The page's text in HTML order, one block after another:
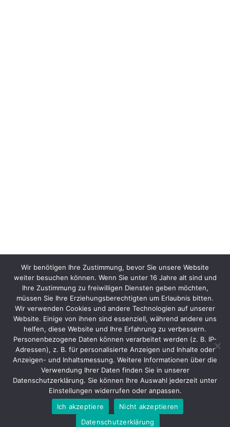
Wir benötigen Ihre Zustimmung, bevor Sie unsere Website
weiter besuchen können. Wenn Sie unter 16 Jahre alt sind und
Ihre Zustimmung zu freiwilligen Diensten geben möchten,
müssen Sie Ihre Erziehungsberechtigten um Erlaubnis bitten.
Wir verwenden Cookies und andere Technologien auf unserer
Website. Einige von ihnen sind essenziell, während andere uns
helfen, diese Website und Ihre Erfahrung zu verbessern.
Personenbezogene Daten können verarbeitet werden (z. B. IP-
Adressen), z. B. für personalisierte Anzeigen und Inhalte oder
Anzeigen- und Inhaltsmessung. Weitere Informationen über die
Verwendung Ihrer Daten finden Sie in unserer
Datenschutzerklärung. Sie können Ihre Auswahl jederzeit unter
Einstellungen widerrufen oder anpassen.
Ich akzeptiere
Nicht akzeptieren
Datenschutzerklärung